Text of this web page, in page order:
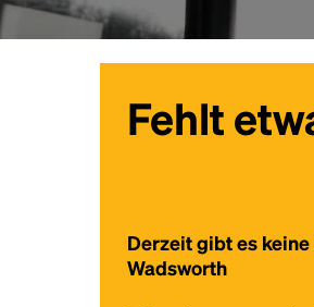
Fehlt
Derzeit gibt es
Wadsworth